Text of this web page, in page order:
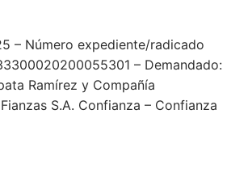
– Número expediente/radicado
– Demandado:
Ramírez y Compañía
S.A. Confianza – Confianza